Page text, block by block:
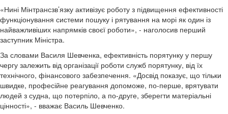
«Нині Мінтрансзв’язку активізує роботу з підвищення ефективності
функціонування системи пошуку і рятування на морі як один із
найважливіших напрямків своєї роботи», - наголосив перший
заступник Міністра.
За словами Василя Шевченка, ефективність порятунку у першу
чергу залежить від організації роботи служб порятунку, від їх
технічного, фінансового забезпечення. «Досвід показує, що тільки
швидке, професійне реагування допоможе, по-перше, врятувати
людей з судна, що потерпіло, а по-друге, зберегти матеріальні
цінності», - вважає Василь Шевченко.